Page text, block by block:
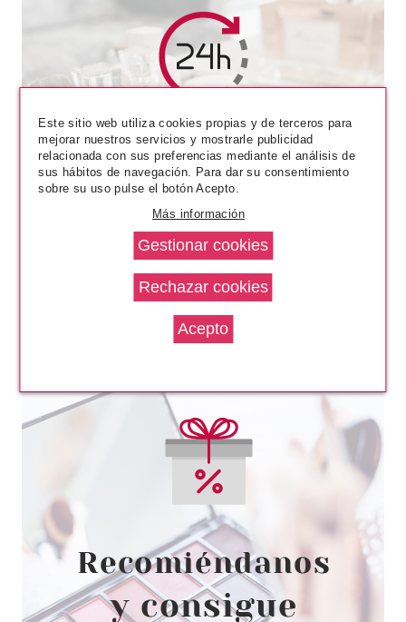
ESSENCE LABIAL LÍQUIDO 8H
MATTE 03 SOFT BEIGE
Pvr 3.79€ desde
3.40€
ESSENCE
ESSENCE BARRA DE LABIOS
LIQUIDA COLOUR BOOST
VINYLICIOUS 10 I'M DARK I'M
BACK 8ML
-14%
desde
3.10€
Este sitio web utiliza cookies propias y de terceros para
mejorar nuestros servicios y mostrarle publicidad
relacionada con sus preferencias mediante el análisis de
sus hábitos de navegación. Para dar su consentimiento
sobre su uso pulse el botón Acepto.
Más información